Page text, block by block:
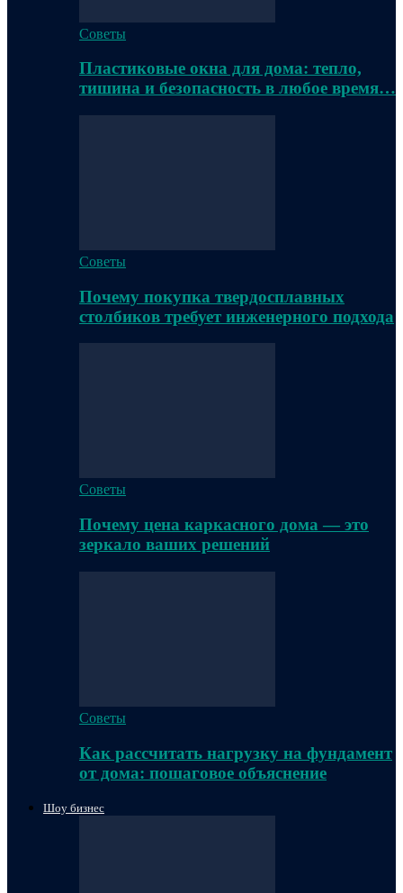
Советы
Пластиковые окна для дома: тепло,
тишина и безопасность в любое время…
Советы
Почему покупка твердосплавных
столбиков требует инженерного подхода
Советы
Почему цена каркасного дома — это
зеркало ваших решений
Советы
Как рассчитать нагрузку на фундамент
от дома: пошаговое объяснение
Шоу бизнес